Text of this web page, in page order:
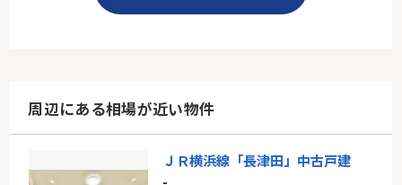
周辺にある相場が近い物件
ＪＲ横浜線「長津田」中古戸建